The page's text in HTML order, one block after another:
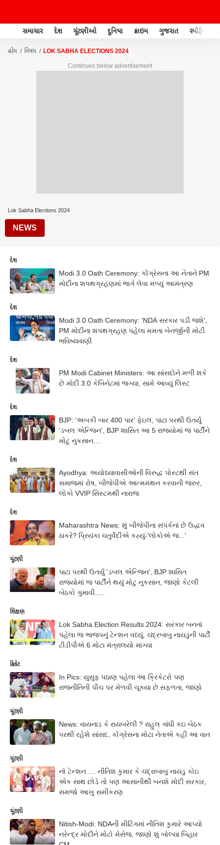
સમાચાર દેશ ચૂંટણીઓ દુનિયા ક્રાઇમ ગુજરાત સ્પોર્ટ્સ
હોમ વિષય LOK SABHA ELECTIONS 2024
Continues below advertisement
Lok Sabha Elections 2024
NEWS
દેશ
Modi 3.0 Oath Ceremony: કોંગ્રેસના આ નેતાને PM
મોદીના શપથગ્રહણમાં ભાગે લેવા મળ્યું આમંત્રણ
દેશ
Modi 3.0 Oath Ceremony: 'NDA સરકાર પડી જશે',
PM મોદીના શપથગ્રહણ પહેલા મમતા બેનર્જીની મોટી
ભવિષ્યવાણી
દેશ
PM Modi Cabinet Ministers: આ સાંસદોને મળી શકે
છે મોદી 3.0 કેબિનેટમાં જગ્યા, સામે આવ્યું લિસ્ટ
દેશ
BJP: 'અબકી બાર 400 પાર' ફેઇલ, પાટા પરથી ઉતર્યુ
'ડબલ એન્જિન', BJP શાસિત આ 5 રાજ્યોમાં જ પાર્ટીને
મોટુ નુકસાન....
દેશ
Ayodhya: અયોધ્યાવાસીઓની વિરુદ્ધ પોસ્ટથી સંત
સમાજમાં રોષ, બીજેપીએ આત્મમંથન કરવાની જરુર,
લોકો VVIP સિસ્ટમથી નારાજ
દેશ
Maharashtra News: શું બીજેપીના સંપર્કનાં છે ઉદ્ધવ
ઠાકરે? પ્રિયંકા ચતુર્વેદીએ કહ્યું-'લોકોએ જ...'
ચૂંટણી
પાટા પરથી ઉતર્યુ 'ડબલ એન્જિન', BJP શાસિત
રાજ્યોમાં જ પાર્ટીને થયું મોટુ નુકસાન, જાણો કેટલી
બેઠકો ગુમાવી.....
શિક્ષણ
Lok Sabha Election Results 2024: સરકાર બનતાં
પહેલા જ ભાજપનું ટેન્શન વધ્યું, ચંદ્રબાબુ નાયડુની પાર્ટી
ટીડીપીએ 6 મોટા મંત્રાલયો માંગ્યા
ક્રિકેટ
In Pics: યુસુફ પઠાણ પહેલા આ ક્રિકેટરો પણ
રાજનીતિની પીચ પર મેળવી ચૂક્યા છે સફળતા, જાણો
ચૂંટણી
News: વાયનાડ કે રાયબરેલી ? રાહુલ ગાંધી કઇ બેઠક
પરથી રહેશે સાંસદ, કોંગ્રેસના મોટા નેતાએ કહી આ વાત
ચૂંટણી
નૉ ટેન્શન..... નીતિશ કુમાર કે ચંદ્રાબાબુ નાયડુ કોઇ
એક સાથ છોડે તો પણ આસાનીથી બનશે મોદી સરકાર,
સમજો આખુ સમીકરણ
ચૂંટણી
Nitish-Modi: NDAની મીટિંગમાં નીતિશ કુમારે આપ્યો
નરેન્દ્ર મોદીને મોટો મેસેજ, જાણો શું બોલ્યા બિહાર